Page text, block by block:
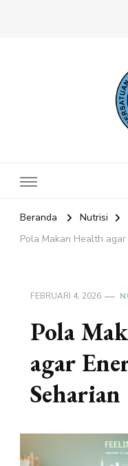
Beranda
Nutrisi
Pola Makan Health
FEBRUARI 4, 2026
Pola
agar
Seharian